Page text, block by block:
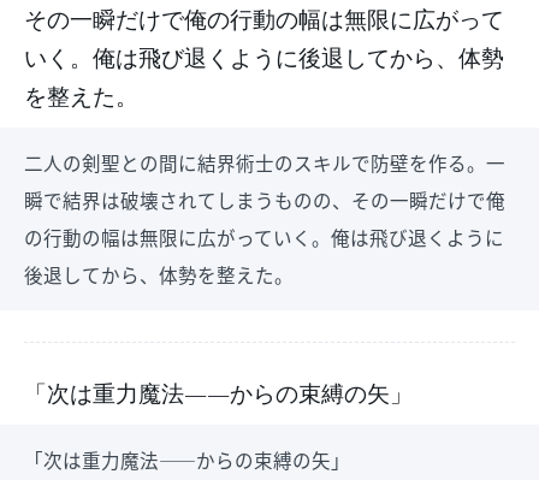
その一瞬だけで俺の行動の幅は無限に広がって
いく。俺は飛び退くように後退してから、体勢
を整えた。
二人の剣聖との間に結界術士のスキルで防壁を作る。一
瞬で結界は破壊されてしまうものの、その一瞬だけで俺
の行動の幅は無限に広がっていく。俺は飛び退くように
後退してから、体勢を整えた。
「次は重力魔法――からの束縛の矢」
「次は重力魔法――からの束縛の矢」